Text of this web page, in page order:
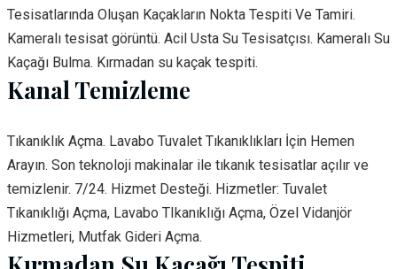
Tesisatlarında Oluşan Kaçakların Nokta Tespiti Ve Tamiri.
Kameralı tesisat görüntü. Acil Usta Su Tesisatçısı. Kameralı Su
Kaçağı Bulma. Kırmadan su kaçak tespiti.
Kanal Temizleme
Tıkanıklık Açma. Lavabo Tuvalet Tıkanıklıkları İçin Hemen
Arayın. Son teknoloji makinalar ile tıkanık tesisatlar açılır ve
temizlenir. 7/24. Hizmet Desteği. Hizmetler: Tuvalet
Tıkanıklığı Açma, Lavabo TIkanıklığı Açma, Özel Vidanjör
Hizmetleri, Mutfak Gideri Açma.